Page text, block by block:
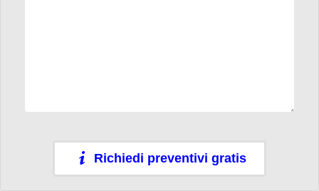
Richiedi preventivi gratis